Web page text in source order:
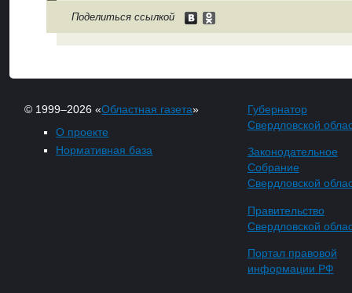
Поделиться ссылкой
© 1999–2026 «Областная газета»
О проекте
Нормативная база
Губернатор
Свердловской
Законодательное
Собрание
Свердловской
Правительство
Свердловской
Портал правовой
информации РФ